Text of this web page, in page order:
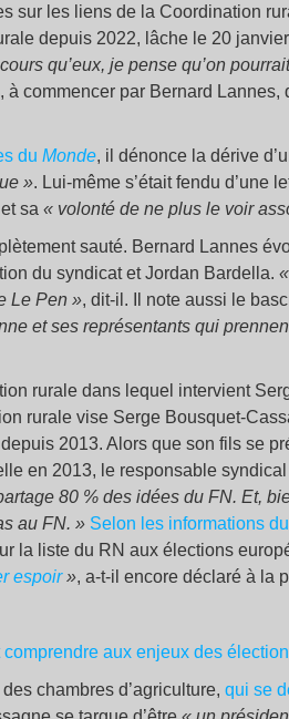
sur les liens de la Coordination
depuis 2022, lâche le 20
qu’eux, je pense qu’on
à commencer par Bernard
du Monde, il dénonce la dérive
». Lui-même s’était fendu d’une
et sa « volonté de ne plus le voir
sauté. Bernard Lannes
du syndicat et Jordan Bardella.
Le Pen », dit-il. Il note aussi le
et ses représentants qui
rurale dans lequel intervient
rurale vise Serge Bousquet-
2013. Alors que son fils se
en 2013, le responsable syndical
80 % des idées du FN. Et,
au FN. » Selon les informations du
la liste du RN aux élections
espoir», a-t-il encore déclaré à la
comprendre aux enjeux des
chambres d’agriculture, qui se